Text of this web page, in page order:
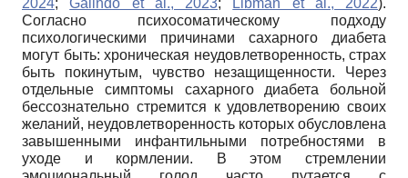
Согласно психосоматическому подходу
психологическими причинами сахарного диабета
могут быть: хроническая неудовлетворенность, страх
быть покинутым, чувство незащищенности. Через
отдельные симптомы сахарного диабета больной
бессознательно стремится к удовлетворению своих
желаний, неудовлетворенность которых обусловлена
завышенными инфантильными потребностями в
уходе и кормлении. В этом стремлении